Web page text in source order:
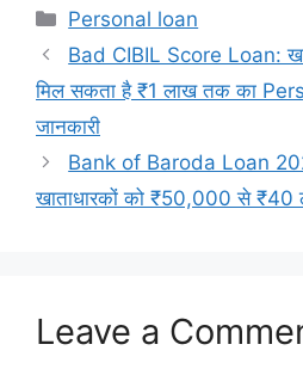
Categories
Personal loan
Bad CIBIL Score Loan:
मिल सकता है ₹1 लाख तक का
जानकारी
Bank of Baroda Loan
खाताधारकों को ₹50,000 से ₹40
Leave a